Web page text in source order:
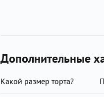
пюре из плодов маракуйи,
желирующи
какао, эмульгатор соевый
Дополнительные
Какой размер торта?